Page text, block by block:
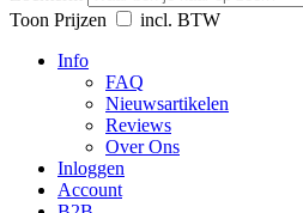
Toon Prijzen
incl. BTW
Info
FAQ
Nieuwsartikelen
Reviews
Over Ons
Inloggen
Account